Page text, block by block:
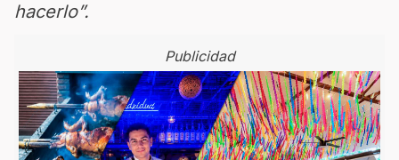
hacerlo”.
Publicidad